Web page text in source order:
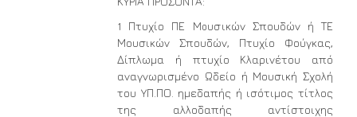
1 Πτυχίο ΠΕ Μουσικών Σπουδών ή ΤΕ
Μουσικών Σπουδών, Πτυχίο Φούγκας,
Δίπλωμα ή πτυχίο Κλαρινέτου από
αναγνωρισμένο Ωδείο ή Μουσική Σχολή
του ΥΠ.ΠΟ. ημεδαπής ή ισότιμος τίτλος
της αλλοδαπής αντίστοιχης